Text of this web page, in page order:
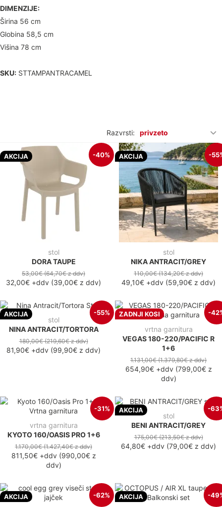
DIMENZIJE:
Širina 56 cm
Globina 58,5 cm
Višina 78 cm
SKU: STTAMPANTRACAMEL
Razvrsti: privzeto
AKCIJA -40%
stol
DORA TAUPE
53,00€(64,70€z ddv)
32,00€ +ddv (39,00€ z ddv)
AKCIJA -
stol
NIKA ANTRACIT/GREY
110,00€(134,20€z ddv)
49,10€ +ddv (59,90€ z ddv)
AKCIJA -55%
stol
NINA ANTRACIT/TORTORA
180,00€(219,60€z ddv)
81,90€ +ddv (99,90€ z ddv)
ZADNJI KOSI -
vrtna garnitura
VEGAS 180-220/PACIFIC R
1+6
1.131,00€(1.379,80€z ddv)
654,90€+ddv(799,00€z
ddv)
-31%
vrtna garnitura
KYOTO 160/OASIS PRO 1+6
1.170,00€(1.427,40€z ddv)
811,50€+ddv(990,00€z
ddv)
AKCIJA -
stol
BENI ANTRACIT/GREY
175,00€(213,50€z ddv)
64,80€ +ddv (79,00€ z ddv)
AKCIJA -62% AKCIJA -